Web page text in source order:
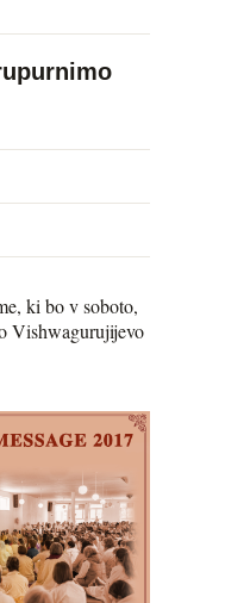
ki bo v soboto,
Vishwagurujijevo